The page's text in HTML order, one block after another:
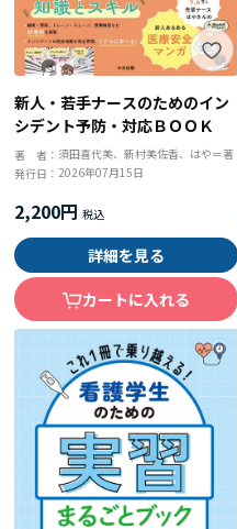
新人・若手ナースのためのイン
シデント予防・対応ＢＯＯＫ
著 者： 須田喜代美、新村美佐香、はや＝著
発行日：2026年07月15日
2,200円
詳細を見る
カートに入れる